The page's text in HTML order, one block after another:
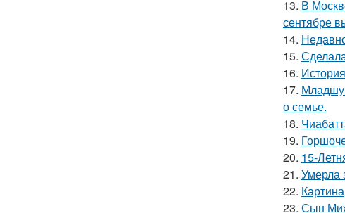
13. В
сентябре
14.
15.
16.
17.
о семье.
18.
19.
20. 15-
21. Умерла
22.
23. Сын